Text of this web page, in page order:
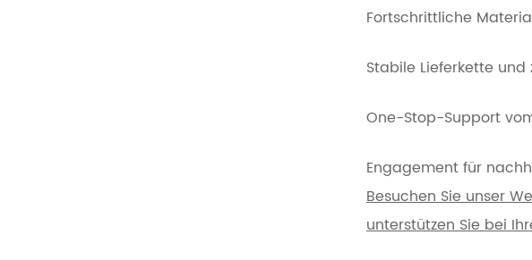
Fortschrittliche
Stabile Lieferkette und
One-Stop-Support
Engagement für
Besuchen Sie unser
unterstützen Sie bei